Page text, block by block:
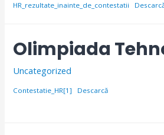
HR_rezultate_inainte_de_contestatii
Olimpiada
Uncategorized
Contestatie_HR[1] Descarcă